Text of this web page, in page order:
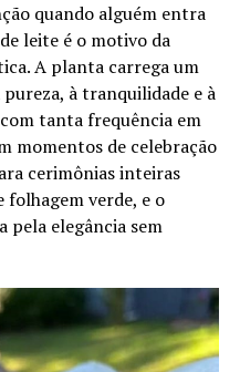
quando alguém entra
leite é o motivo da
A planta carrega um
à tranquilidade e à
tanta frequência em
momentos de celebração
cerimônias inteiras
folhagem verde, e o
pela elegância sem